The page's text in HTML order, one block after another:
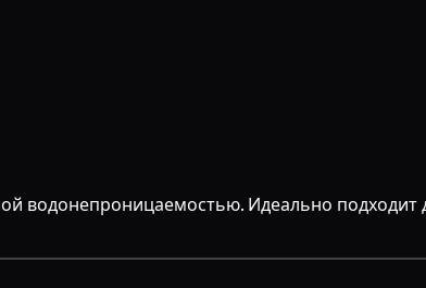
водонепроницаемостью. Идеально подходит